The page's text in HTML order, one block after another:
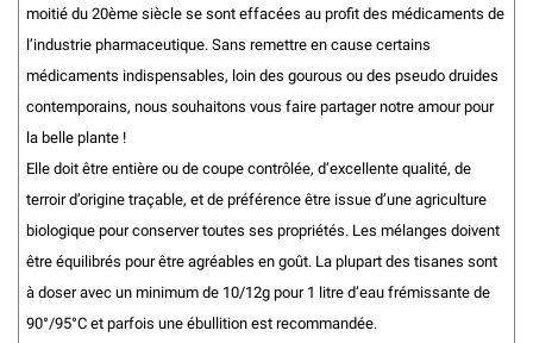
moitié du 20ème siècle se sont effacées au profit des médicaments de
l’industrie pharmaceutique. Sans remettre en cause certains
médicaments indispensables, loin des gourous ou des pseudo druides
contemporains, nous souhaitons vous faire partager notre amour pour
la belle plante !
Elle doit être entière ou de coupe contrôlée, d’excellente qualité, de
terroir d’origine traçable, et de préférence être issue d’une agriculture
biologique pour conserver toutes ses propriétés. Les mélanges doivent
être équilibrés pour être agréables en goût. La plupart des tisanes sont
à doser avec un minimum de 10/12g pour 1 litre d’eau frémissante de
90°/95°C et parfois une ébullition est recommandée.